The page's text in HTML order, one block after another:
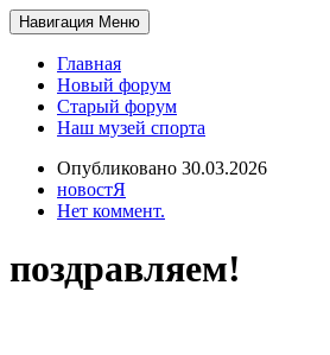
Навигация Меню
Главная
Новый форум
Старый форум
Наш музей спорта
Опубликовано 30.03.2026
новостЯ
Нет коммент.
поздравляем!